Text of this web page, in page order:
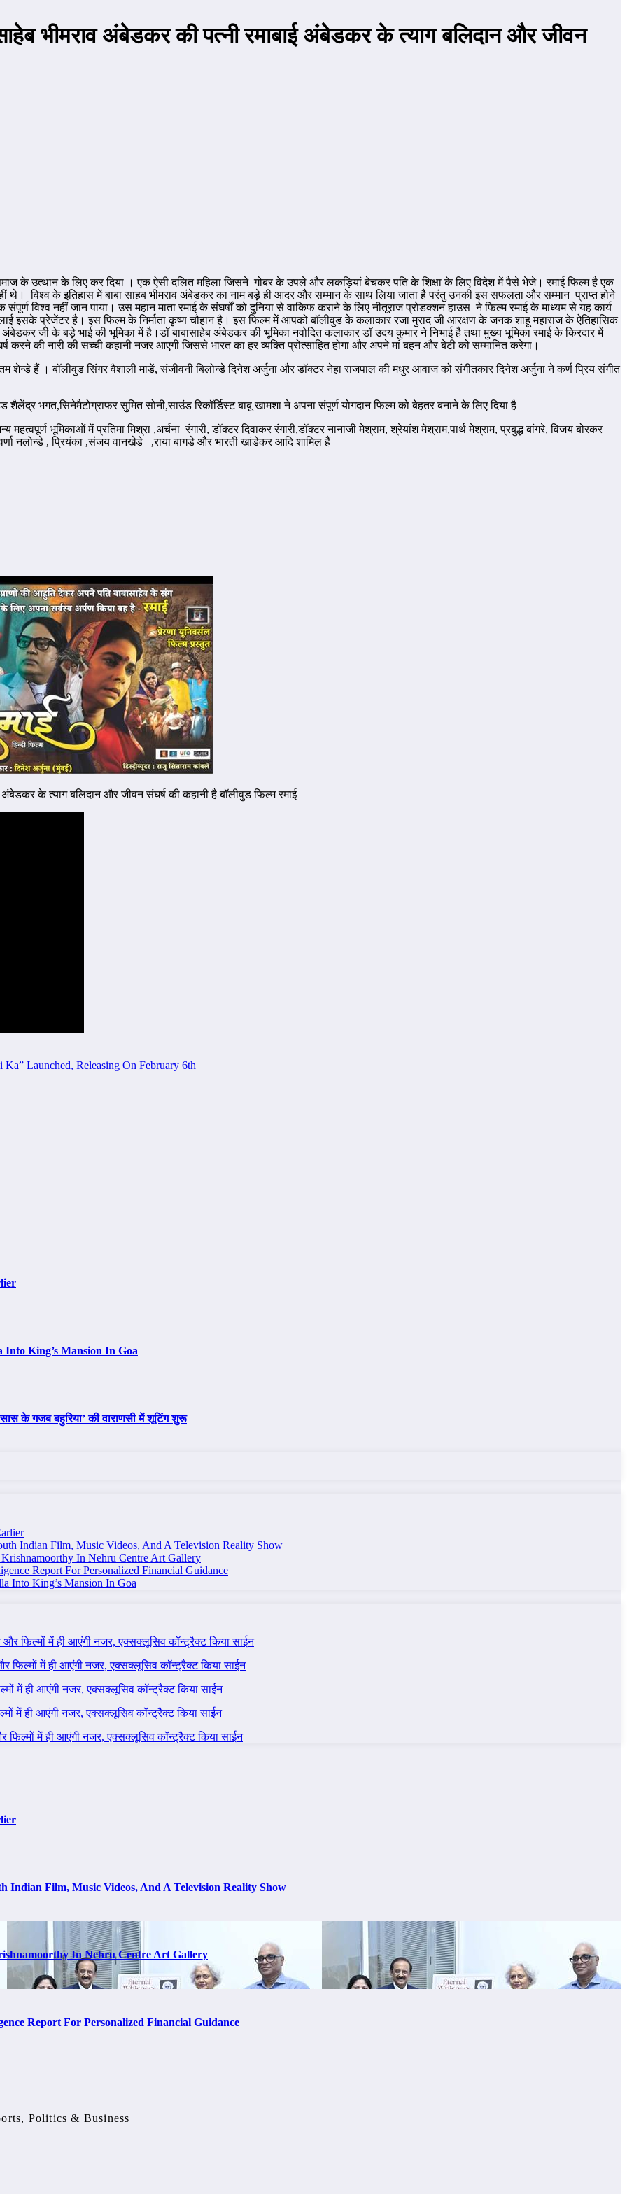
भीमराव अंबेडकर की पत्नी रमाबाई अंबेडकर के त्याग बलिदान और जीवन
के उत्थान के लिए कर दिया । एक ऐसी दलित महिला जिसने गोबर के उपले और लकड़ियां बेचकर पति के शिक्षा के लिए विदेश में पैसे भेजे। रमाई फिल्म है एक
विश्व के इतिहास में बाबा साहब भीमराव अंबेडकर का नाम बड़े ही आदर और सम्मान के साथ लिया जाता है परंतु उनकी इस सफलता और सम्मान प्राप्त होने
विश्व नहीं जान पाया। उस महान माता रमाई के संघर्षों को दुनिया से वाकिफ कराने के लिए नीतूराज प्रोडक्शन हाउस ने फिल्म रमाई के माध्यम से यह कार्य
इसके प्रेजेंटर है। इस फिल्म के निर्माता कृष्ण चौहान है। इस फिल्म में आपको बॉलीवुड के कलाकार रजा मुराद जी आरक्षण के जनक शाहू महाराज के ऐतिहासिक
जी के बड़े भाई की भूमिका में है।डॉ बाबासाहेब अंबेडकर की भूमिका नवोदित कलाकार डॉ उदय कुमार ने निभाई है तथा मुख्य भूमिका रमाई के किरदार में
करने की नारी की सच्ची कहानी नजर आएगी जिससे भारत का हर व्यक्ति प्रोत्साहित होगा और अपने मां बहन और बेटी को सम्मानित करेगा।
हैं । बॉलीवुड सिंगर वैशाली माडें, संजीवनी बिलोन्डे दिनेश अर्जुना और डॉक्टर नेहा राजपाल की मधुर आवाज को संगीतकार दिनेश अर्जुना ने कर्ण प्रिय संगीत
भगत,सिनेमैटोग्राफर सुमित सोनी,साउंड रिकॉर्डिस्ट बाबू खामशा ने अपना संपूर्ण योगदान फिल्म को बेहतर बनाने के लिए दिया है
भूमिकाओं में प्रतिमा मिश्रा ,अर्चना रंगारी, डॉक्टर दिवाकर रंगारी,डॉक्टर नानाजी मेश्राम, श्रेयांश मेश्राम,पार्थ मेश्राम, प्रबुद्ध बांगरे, विजय बोरकर
नलोन्डे , प्रियंका ,संजय वानखेडे ,राया बागडे और भारती खांडेकर आदि शामिल हैं
अंबेडकर के त्याग बलिदान और जीवन संघर्ष की कहानी है बॉलीवुड फिल्म रमाई
Launched, Releasing On February 6th
King’s Mansion In Goa
के गजब बहुरिया’ की वाराणसी में शूटिंग शुरू
Indian Film, Music Videos, And A Television Reality Show
In Nehru Centre Art Gallery
Report For Personalized Financial Guidance
Into King’s Mansion In Goa
और फिल्मों में ही आएंगी नजर, एक्सक्लूसिव कॉन्ट्रैक्ट किया साईन
और फिल्मों में ही आएंगी नजर, एक्सक्लूसिव कॉन्ट्रैक्ट किया साईन
में ही आएंगी नजर, एक्सक्लूसिव कॉन्ट्रैक्ट किया साईन
में ही आएंगी नजर, एक्सक्लूसिव कॉन्ट्रैक्ट किया साईन
फिल्मों में ही आएंगी नजर, एक्सक्लूसिव कॉन्ट्रैक्ट किया साईन
Indian Film, Music Videos, And A Television Reality Show
In Nehru Centre Art Gallery
Report For Personalized Financial Guidance
Politics & Business